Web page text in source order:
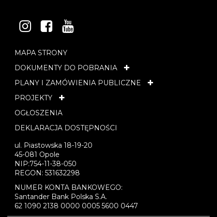
INSTAGRAM
FACEBOOK
YOUTUBE
MAPA STRONY
DOKUMENTY DO POBRANIA
PLANY I ZAMÓWIENIA PUBLICZNE
PROJEKTY
OGŁOSZENIA
DEKLARACJA DOSTĘPNOŚCI
ul. Piastowska 18-19-20
45-081 Opole
NIP:754-11-38-050
REGON: 531632298
NUMER KONTA BANKOWEGO:
Santander Bank Polska S.A.
62 1090 2138 0000 0005 5600 0447